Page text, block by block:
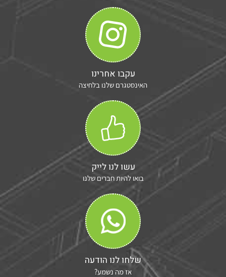
עקבו אחרינו
האינסטגרם שלנו בלחיצה
עשו לנו לייק
בואו להיות חברים שלנו
שלחו לנו הודעה
אז מה נשמע?